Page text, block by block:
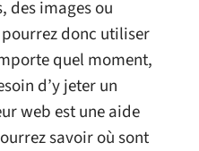
des images ou
donc utiliser
quel moment,
d’y jeter un
web est une aide
savoir où sont